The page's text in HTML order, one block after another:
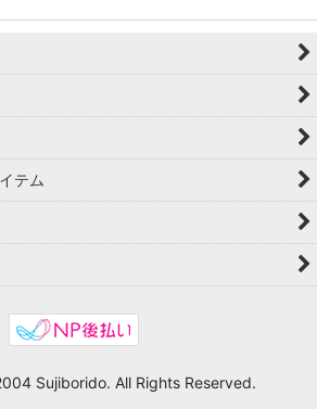
テム
Sujiborido. All Rights Reserved.